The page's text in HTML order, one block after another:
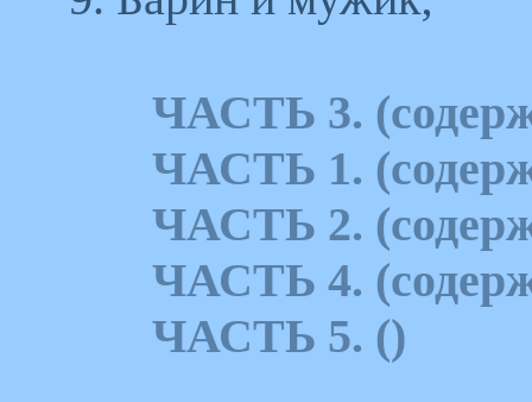
ЧАСТЬ 3.
ЧАСТЬ 1.
ЧАСТЬ 2.
ЧАСТЬ 4.
ЧАСТЬ 5. ()